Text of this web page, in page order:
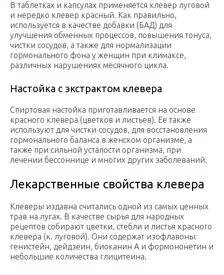
В таблетках и капсулах применяется клевер луговой
и нередко клевер красный. Как правильно,
используется в качестве добавки (БАД) для
улучшения обменных процессов, повышения тонуса,
чистки сосудов, а также для нормализации
гормонального фона у женщин при климаксе,
различных нарушениях месячного цикла.
Настойка с экстрактом клевера
Спиртовая настойка приготавливается на основе
красного клевера (цветков и листьев). Ее также
используют для чистки сосудов, для восстановления
гормонального баланса в женском организме, а
также при сильной усталости организма, при
лечении бессоннице и многих других заболеваний.
Лекарственные свойства клевера
Клеверы издавна считались одной из самых ценных
трав на лугах. В качестве сырья для народных
рецептов собирают цветки, стебли и листья красного
клевера (к. луговой). Они содержат изофлавоны:
генистейн, дейдзеин, биоканин А и формононетин и
небольшие количества глицитеина.